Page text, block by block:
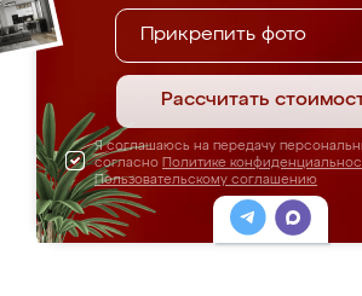
Прикрепить фото
Рассчитать
Я соглашаюсь на передачу
согласно Политике
Пользовательскому соглашению